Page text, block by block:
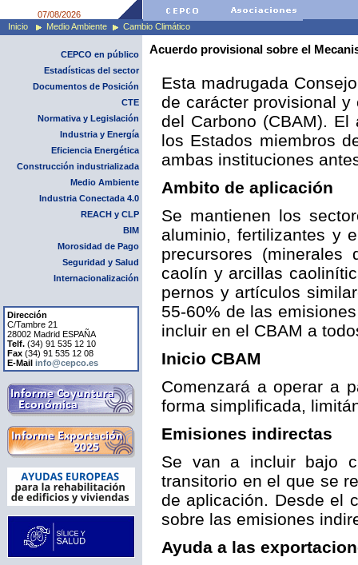
07/08/2026
Inicio
Medio Ambiente Cambio Climático
CEPCO en público
Estadísticas del sector
Documentos de Posición
CTE
Normativa y Legislación
Industria y Energía
Eficiencia Energética
Construcción industrializada
Medio Ambiente
Industria Conectada 4.0
REACH y CLP
BIM
Morosidad de Pago
Seguridad y Salud
Internacionalización
Dirección
C/Tambre 21
28002 Madrid ESPAÑA
Telf. (34) 91 535 12 10
Fax (34) 91 535 12 08
E-Mail info@cepco.es
Acuerdo provisional sobre el
Esta madrugada
de carácter provisional
del Carbono (CBAM).
los Estados miembros
ambas instituciones
Ambito de aplicación
Se mantienen los
aluminio, fertilizantes y
precursores (minerales
caolín y arcillas
pernos y artículos
55-60% de las
incluir en el CBAM a
Inicio CBAM
Comenzará a operar a
forma simplificada,
Emisiones indirectas
Se van a incluir bajo
transitorio en el que se
de aplicación. Desde el
sobre las emisiones
Ayuda a las